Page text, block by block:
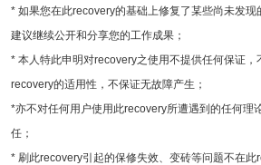
* 如果您在此recovery的基础上修复了某些尚未发现
建议继续公开和分享您的工作成果；
* 本人特此申明对recovery之使用不提供任何保证，
recovery的适用性，不保证无故障产生；
*亦不对任何用户使用此recovery所遭遇到的任何理
任；
* 刷此recovery引起的保修失效、变砖等问题不在